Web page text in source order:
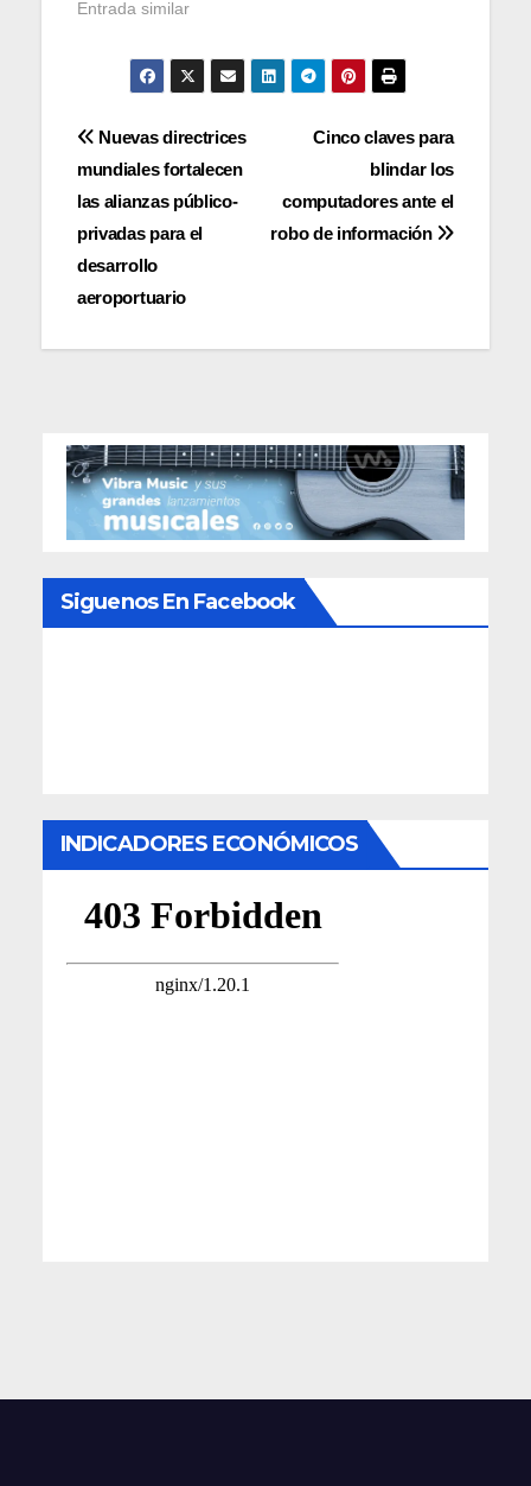
Entrada similar
Navegación
de
entradas
Cinco claves para
blindar los
computadores ante el
robo de información
Nuevas directrices
mundiales fortalecen
las alianzas público-
privadas para el
desarrollo
aeroportuario
Siguenos En Facebook
INDICADORES ECONÓMICOS